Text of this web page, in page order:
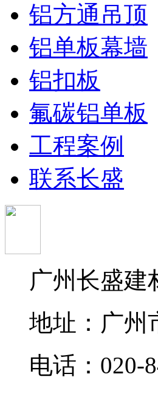
铝方通吊顶
铝单板幕墙
铝扣板
氟碳铝单板
工程案例
联系长盛
广州长盛
地址：广州
电话：020-